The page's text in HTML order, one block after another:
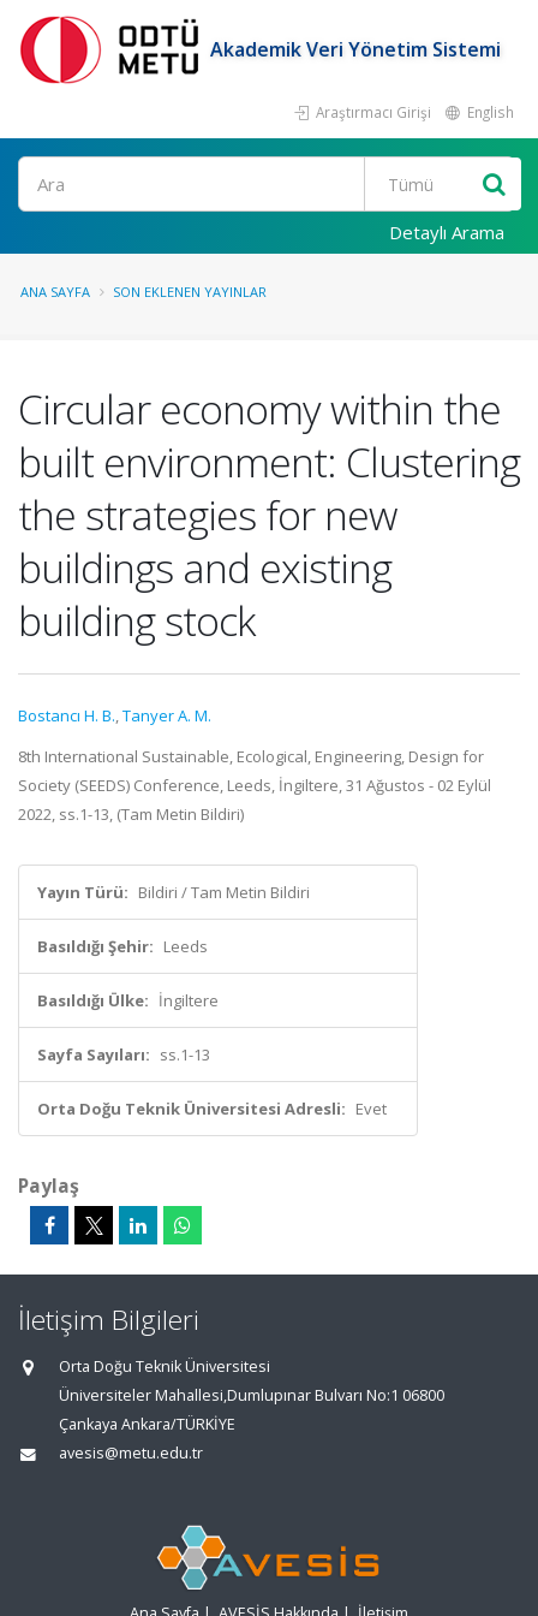
Akademik Veri Yönetim Sistemi
Araştırmacı Girişi English
Ara
Detaylı Arama
ANA SAYFA SON EKLENEN YAYINLAR
Circular economy within the
built environment: Clustering
the strategies for new
buildings and existing
building stock
Bostancı H. B.,Tanyer A. M.
8th International Sustainable, Ecological, Engineering, Design for
Society (SEEDS) Conference, Leeds, İngiltere, 31 Ağustos - 02 Eylül
2022, ss.1-13, (Tam Metin Bildiri)
Yayın Türü: Bildiri / Tam Metin Bildiri
Basıldığı Şehir: Leeds
Basıldığı Ülke: İngiltere
Sayfa Sayıları: ss.1-13
Orta Doğu Teknik Üniversitesi Adresli: Evet
Paylaş
İletişim Bilgileri
Orta Doğu Teknik Üniversitesi
Üniversiteler Mahallesi,Dumlupınar Bulvarı No:1 06800
Çankaya Ankara/TÜRKİYE
avesis@metu.edu.tr